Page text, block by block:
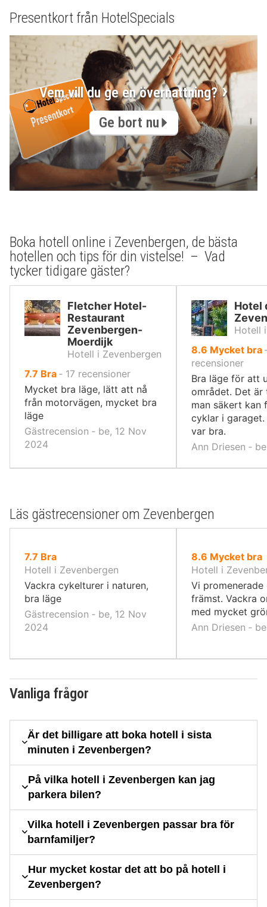
Presentkort från HotelSpecials
Vem vill du ge en övernattning?
Ge bort nu
Boka hotell online i Zevenbergen, de bästa
hotellen och tips för din vistelse! – Vad
tycker tidigare gäster?
Fletcher Hotel-
Restaurant
Zevenbergen-
Moerdijk
Hotell i Zevenbergen
7.7 av
10,
Bra ‐ 17 recensioner
Mycket bra läge, lätt att nå
från motorvägen, mycket bra
läge
Gästrecension ‐ be, 12 Nov
2024
Hotel
Hotell
8.6 av
10,
Mycket bra
recensioner
Bra läge för att
området. Det
man säkert kan
cyklar i garaget.
var bra.
Ann Driesen ‐
Läs gästrecensioner om Zevenbergen
7.7 av
10,
Bra
Hotell i Zevenbergen
Vackra cykelturer i naturen,
bra läge
Gästrecension ‐ be, 12 Nov
2024
8.6 av
10,
Mycket bra
Hotell i
Vi
främst. Vackra
med mycket
Ann Driesen ‐
Vanliga frågor
Är det billigare att boka hotell i sista
minuten i Zevenbergen?
På vilka hotell i Zevenbergen kan jag
parkera bilen?
Vilka hotell i Zevenbergen passar bra för
barnfamiljer?
Hur mycket kostar det att bo på hotell i
Zevenbergen?